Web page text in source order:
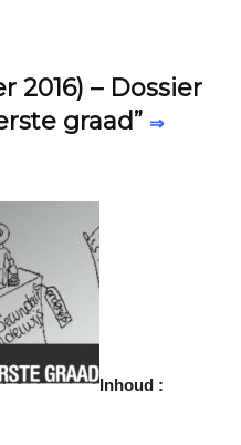
2016) – Dossier
graad” ⇒
Inhoud :